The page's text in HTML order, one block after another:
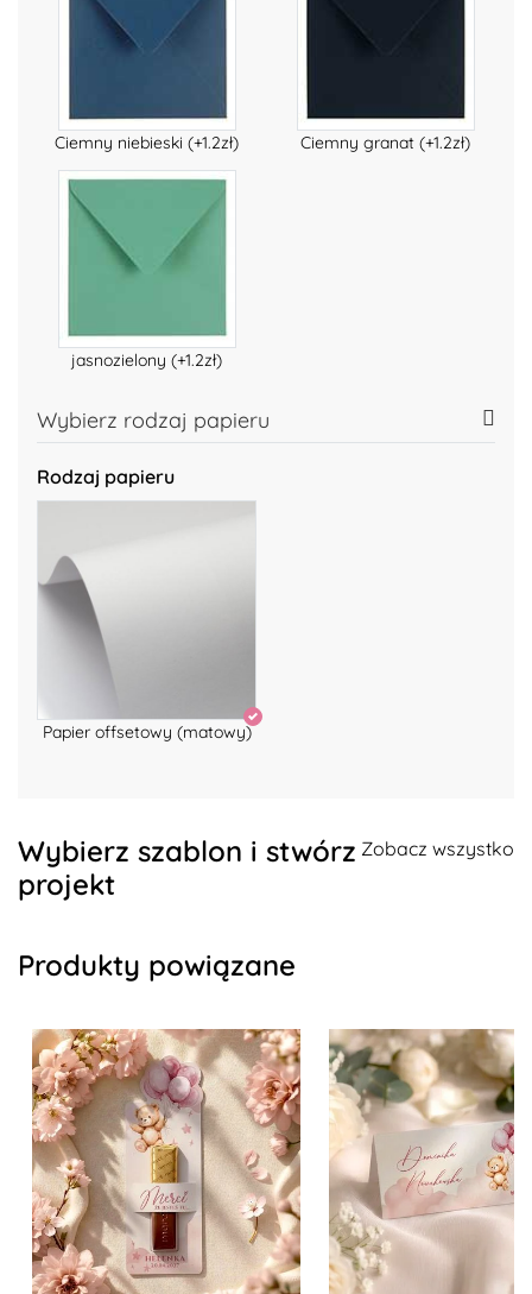
Ciemny niebieski (+1.2zł) Ciemny granat (+1.2zł)
jasnozielony (+1.2zł)
Wybierz rodzaj papieru
Rodzaj papieru
Papier offsetowy (matowy)
Zobacz wszystko
Wybierz szablon i stwórz
projekt
Produkty powiązane